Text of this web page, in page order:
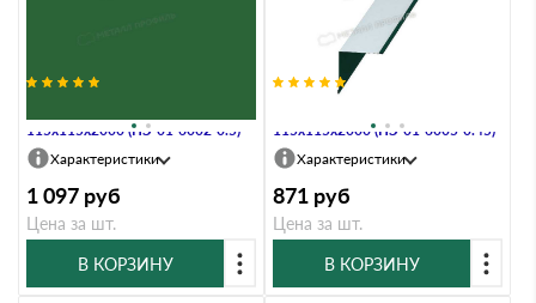
115х115х2000 (ПЭ-01-6002-0.5)
Характеристики
1 097 руб
Цена за шт.
В КОРЗИНУ
115х115х2000 (ПЭ-01-6005-0.45)
Характеристики
871 руб
Цена за шт.
В КОРЗИНУ